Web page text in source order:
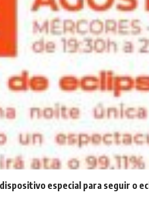
especial para seguir o